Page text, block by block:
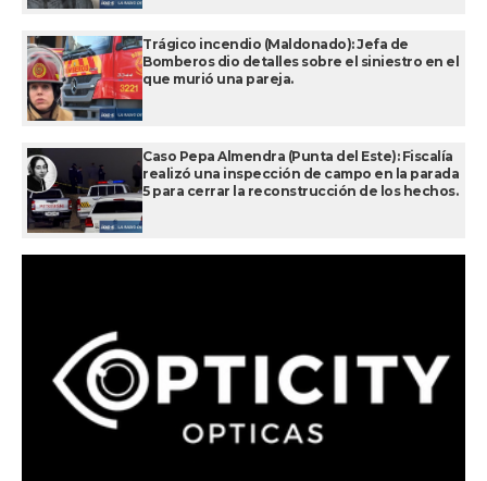
Trágico incendio (Maldonado): Jefa de
Bomberos dio detalles sobre el siniestro en el
que murió una pareja.
Caso Pepa Almendra (Punta del Este): Fiscalía
realizó una inspección de campo en la parada
5 para cerrar la reconstrucción de los hechos.